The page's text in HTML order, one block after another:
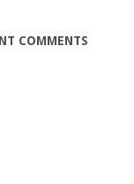
COMMENTS